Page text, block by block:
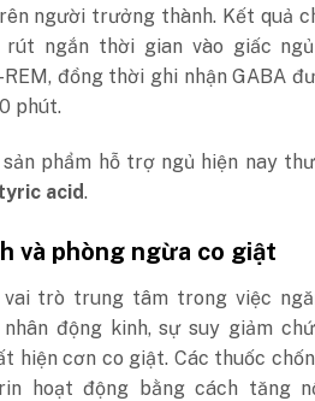
người trưởng thành. Kết quả
ngắn thời gian vào giấc
đồng thời ghi nhận GABA
phút.
phẩm hỗ trợ ngủ hiện nay
acid.
và phòng ngừa co giật
vai trò trung tâm trong việc
động kinh, sự suy giảm
hiện cơn co giật. Các thuốc
hoạt động bằng cách tăng